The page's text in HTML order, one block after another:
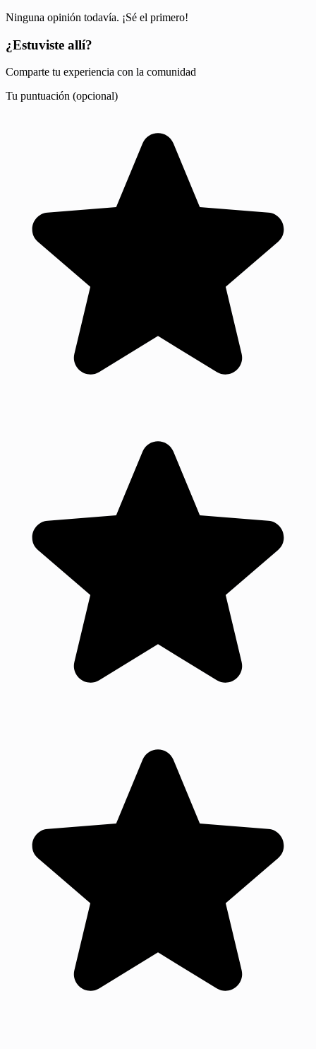
Ninguna opinión todavía. ¡Sé el primero!
¿Estuviste allí?
Comparte tu experiencia con la comunidad
Tu puntuación (opcional)